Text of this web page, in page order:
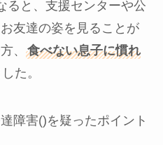
ると、支援センターや公
友達の姿を見ることが
、
食べない息子に慣れ
た。
障害()を疑ったポイント